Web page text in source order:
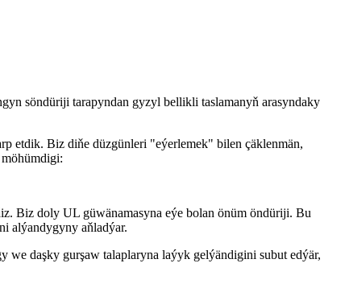
söndüriji tarapyndan gyzyl bellikli taslamanyň arasyndaky
etdik. Biz diňe düzgünleri "eýerlemek" bilen çäklenmän,
Biz doly UL güwänamasyna eýe bolan önüm öndüriji. Bu
alýandygyny aňladýar.
we daşky gurşaw talaplaryna laýyk gelýändigini subut edýär,